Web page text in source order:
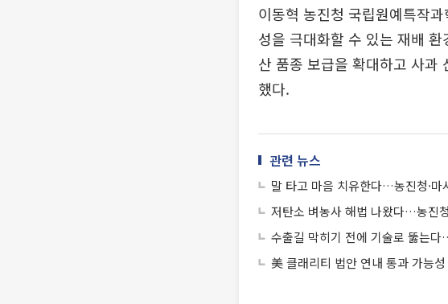
이동혁 농진청 국립원예특작
성을 극대화할 수 있는 재배
산 품종 보급을 확대하고 사과
했다.
관련 뉴스
말 타고 마음 치유한다…농진청·마
저탄소 벼농사 해법 나왔다…농진
수출길 막히기 전에 기술로 뚫는
美 클래리티 법안 연내 통과 가능